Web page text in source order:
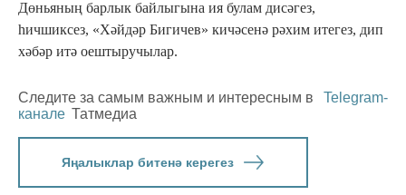
Дөньяның барлык байлыгына ия булам дисәгез,
һичшиксез, «Хәйдәр Бигичев» кичәсенә рәхим итегез, дип
хәбәр итә оештыручылар.
Следите за самым важным и интересным в
Telegram-
канале Татмедиа
Яңалыклар битенә керегез